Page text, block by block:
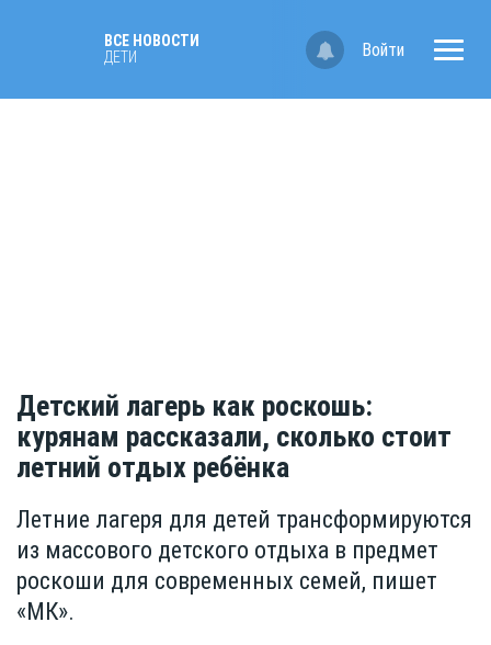
ВСЕ НОВОСТИ
ДЕТИ
Войти
Детский лагерь как роскошь:
курянам рассказали, сколько стоит
летний отдых ребёнка
Летние лагеря для детей трансформируются
из массового детского отдыха в предмет
роскоши для современных семей, пишет
«МК».